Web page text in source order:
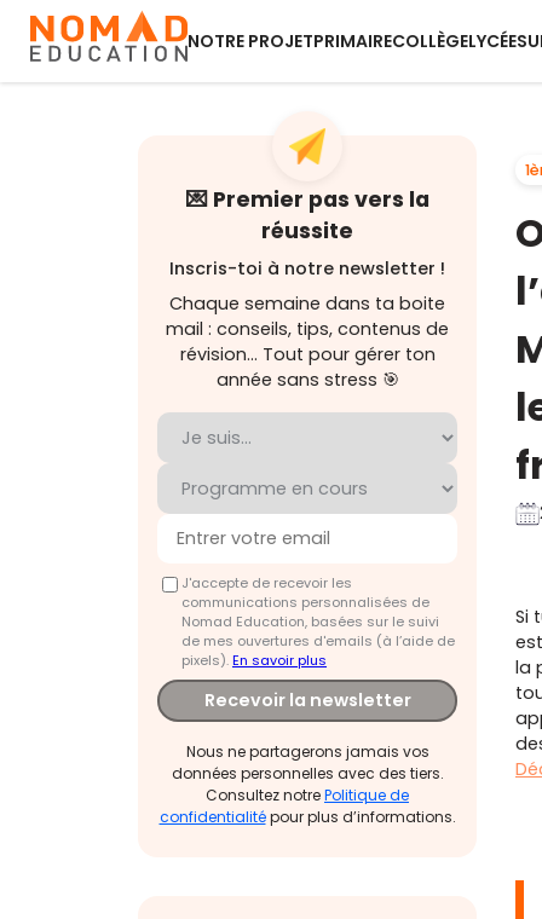
NOTRE PROJETPRIMAIRECOLLÈGELYCÉE
💌 Premier pas vers la
réussite
Inscris-toi à notre newsletter !
Chaque semaine dans ta boite
mail : conseils, tips, contenus de
révision... Tout pour gérer ton
année sans stress 🎯
J'accepte de recevoir les
communications personnalisées de
Nomad Education, basées sur le suivi
de mes ouvertures d'emails (à l’aide de
pixels).En savoir plus
Recevoir la newsletter
Nous ne partagerons jamais vos
données personnelles avec des tiers.
Consultez notrePolitique de
confidentialitépour plus d’informations.
Si
la